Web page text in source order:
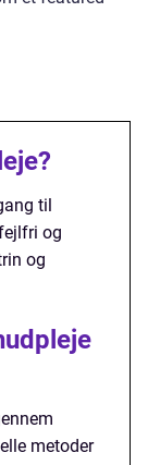
til
og
og
metoder